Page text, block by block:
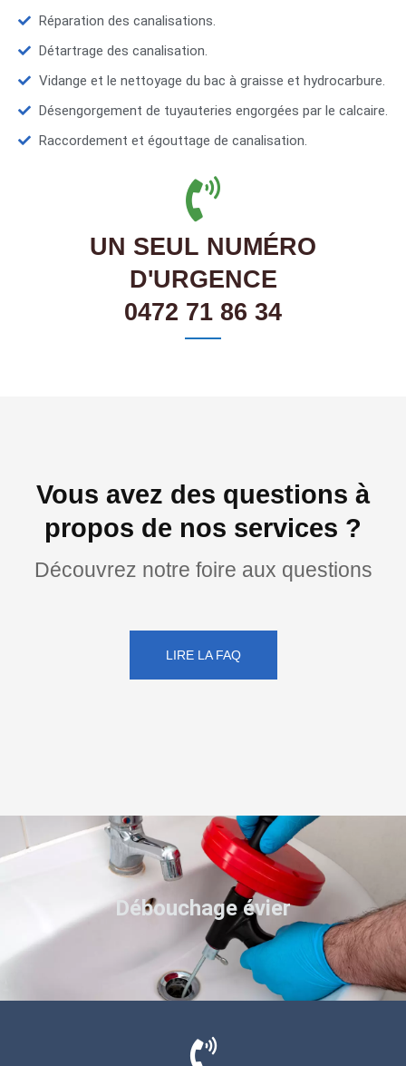
Réparation des canalisations.
Détartrage des canalisation.
Vidange et le nettoyage du bac à graisse et hydrocarbure.
Désengorgement de tuyauteries engorgées par le calcaire.
Raccordement et égouttage de canalisation.
UN SEUL NUMÉRO
D'URGENCE
0472 71 86 34
Vous avez des questions à
propos de nos services ?
Découvrez notre foire aux questions
LIRE LA FAQ
Débouchage évier